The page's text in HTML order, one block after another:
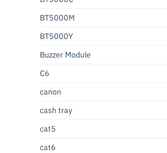
BT5000M
BT5000Y
Buzzer Module
C6
canon
cash tray
cat5
cat6